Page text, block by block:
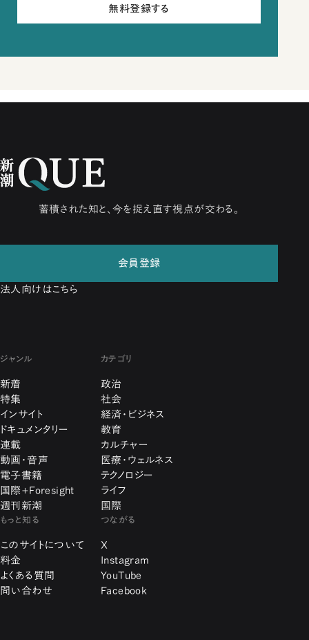
無料登録する
蓄積された知と、今を捉え直す視点が交わる。
会員登録
法人向けはこちら
ジャンル
新着
特集
インサイト
ドキュメンタリー
連載
動画・音声
電子書籍
国際+Foresight
週刊新潮
カテゴリ
政治
社会
経済・ビジネス
教育
カルチャー
医療・ウェルネス
テクノロジー
ライフ
国際
もっと知る
このサイトについて
料金
よくある質問
問い合わせ
つながる
X
Instagram
YouTube
Facebook